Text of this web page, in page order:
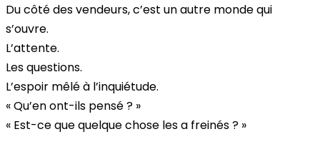
Du côté des vendeurs, c’est un autre monde qui
s’ouvre.
L’attente.
Les questions.
L’espoir mêlé à l’inquiétude.
« Qu’en ont-ils pensé ? »
« Est-ce que quelque chose les a freinés ? »